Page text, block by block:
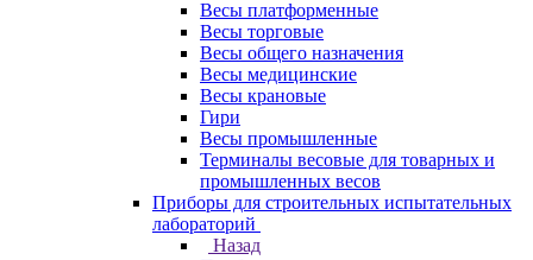
Весы платформенные
Весы торговые
Весы общего назначения
Весы медицинские
Весы крановые
Гири
Весы промышленные
Терминалы весовые для товарных и
промышленных весов
Приборы для строительных испытательных
лабораторий
Назад